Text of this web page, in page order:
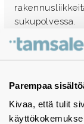
Parempaa
Kivaa, että tulit
sukupolvessa.
Ota yhteyttä -
Tuotekuvastot
Instagram